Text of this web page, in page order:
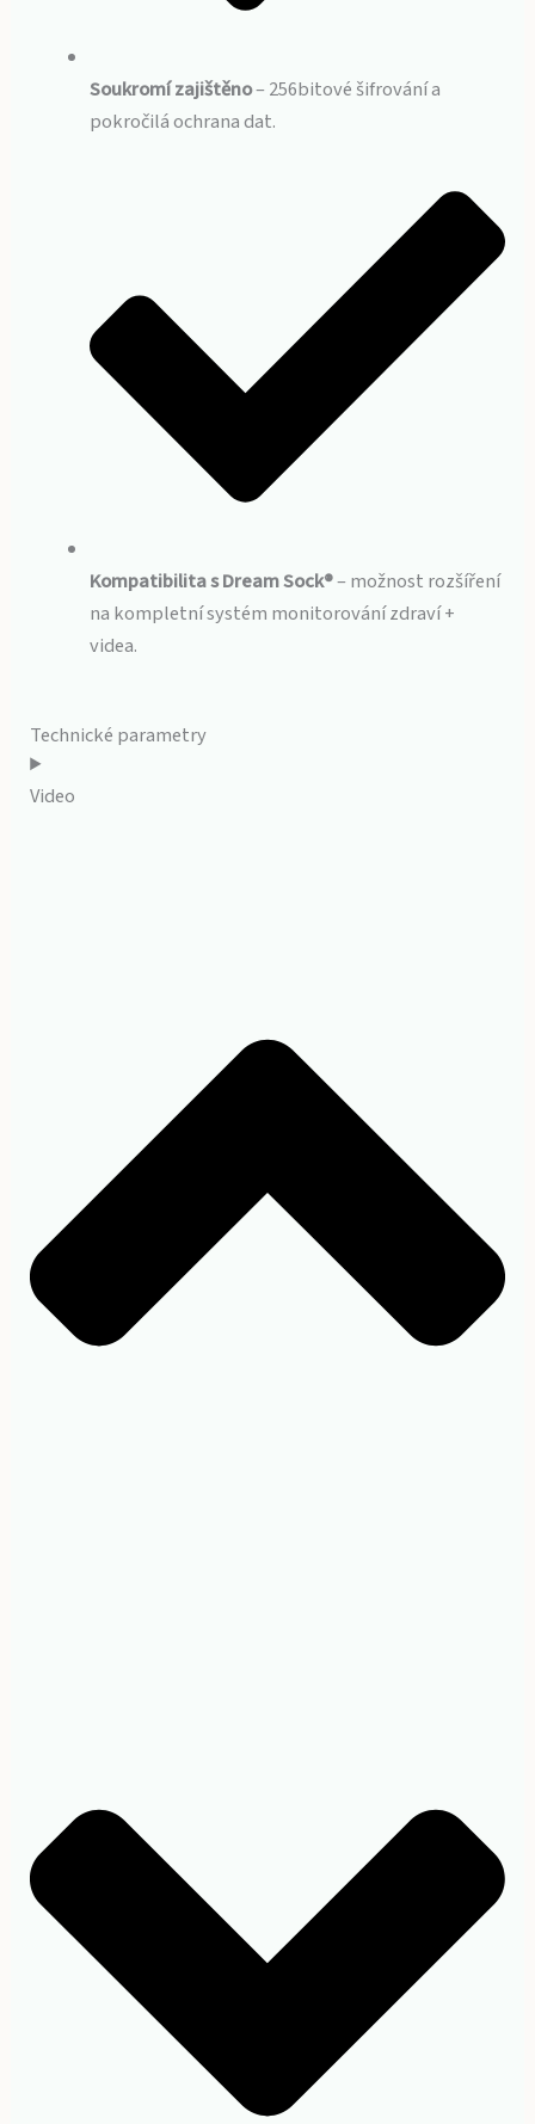
Soukromí zajištěno– 256bitové šifrování a
pokročilá ochrana dat.
Kompatibilita s Dream Sock®– možnost rozšíření
na kompletní systém monitorování zdraví +
videa.
Technické parametry
Video